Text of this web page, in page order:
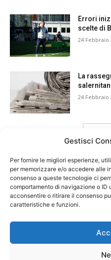
Gestisci
Per fornire le migliori esperienze,
per memorizzare e/o accedere alle
consenso a queste tecnologie ci
comportamento di navigazione o ID
acconsentire o ritirare il consenso
caratteristiche e funzioni.
Errori
scelte di
24 Febbraio
La
24 Febbraio